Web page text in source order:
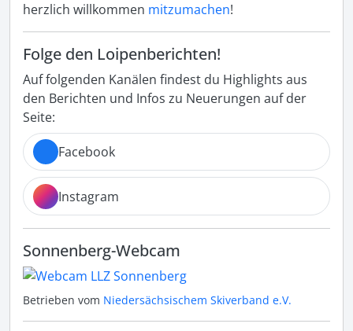
herzlich willkommen mitzumachen!
Folge den Loipenberichten!
Auf folgenden Kanälen findest du Highlights aus
den Berichten und Infos zu Neuerungen auf der
Seite:
Facebook
Instagram
Sonnenberg-Webcam
Betrieben vom Niedersächsischem Skiverband e.V.